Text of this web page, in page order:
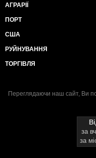
АГРАРІЇ
ПОРТ
США
РУЙНУВАННЯ
ТОРГІВЛЯ
Переглядаючи наш сайт, Ви
за
за